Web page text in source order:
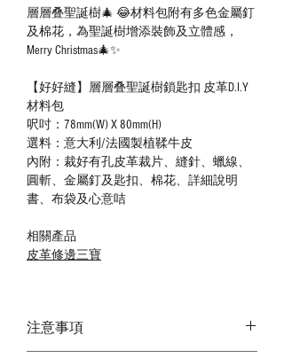
層層叠聖誕樹🎄 😂材料包附有多色金屬釘
及棉花，為聖誕樹增添裝飾及立體感，
Merry Christmas🎄✨
【好好縫】層層叠聖誕樹鎖匙扣 皮革D.I.Y
材料包
呎吋：78mm(W) X 80mm(H)
選料：意大利/法國製植鞣牛皮
內附：裁好有孔皮革裁片、縫針、蠟線、
圓斬、金屬釘及匙扣、棉花、詳細說明
書、布袋及心意咭
相關產品
皮革修邊三寶
注意事項